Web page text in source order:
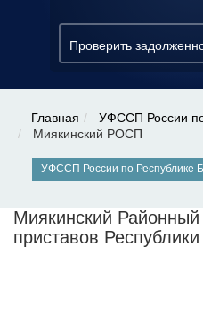
Проверить
Главная
УФССП России по
Миякинский РОСП
УФССП России по Республике
Миякинский
приставов